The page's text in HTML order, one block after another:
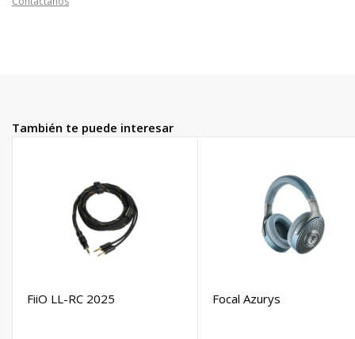
Earsonics: SM64...
También te puede interesar
FiiO LL-RC 2025 Focal Azurys